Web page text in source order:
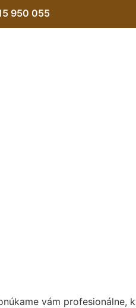
950 055
vám profesionálne,